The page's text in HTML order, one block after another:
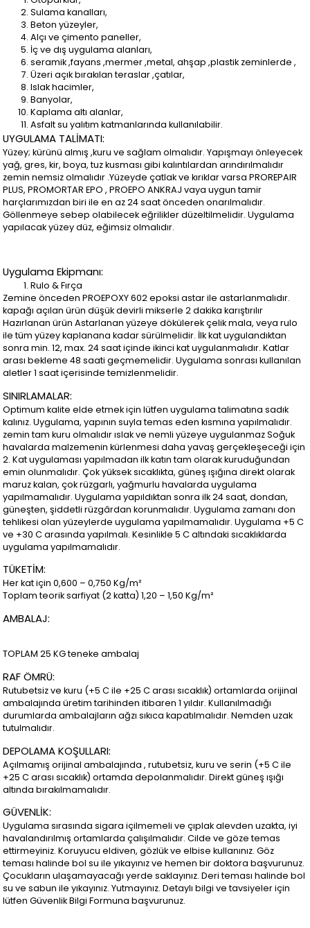
Sulama kanalları,
Beton yüzeyler,
Alçı ve çimento paneller,
İç ve dış uygulama alanları,
seramik ,fayans ,mermer ,metal, ahşap ,plastik zeminlerde ,
Üzeri açık bırakılan teraslar ,çatılar,
Islak hacimler,
Banyolar,
Kaplama altı alanlar,
Asfalt su yalıtım katmanlarında kullanılabilir.
UYGULAMA TALİMATI:
Yüzey; kürünü almış ,kuru ve sağlam olmalıdır. Yapışmayı önleyecek
yağ, gres, kir, boya, tuz kusması gibi kalıntılardan arındırılmalıdır
zemin nemsiz olmalıdır .Yüzeyde çatlak ve kırıklar varsa PROREPAIR
PLUS, PROMORTAR EPO , PROEPO ANKRAJ vaya uygun tamir
harçlarımızdan biri ile en az 24 saat önceden onarılmalıdır.
Göllenmeye sebep olabilecek eğrilikler düzeltilmelidir. Uygulama
yapılacak yüzey düz, eğimsiz olmalıdır.
Uygulama Ekipmanı:
Rulo & Fırça
Zemine önceden PROEPOXY 602 epoksi astar ile astarlanmalıdır.
kapağı açılan ürün düşük devirli mikserle 2 dakika karıştırılır
Hazırlanan ürün Astarlanan yüzeye dökülerek çelik mala, veya rulo
ile tüm yüzey kaplanana kadar sürülmelidir. İlk kat uygulandıktan
sonra min. 12, max. 24 saat içinde ikinci kat uygulanmalıdır. Katlar
arası bekleme 48 saati geçmemelidir. Uygulama sonrası kullanılan
aletler 1 saat içerisinde temizlenmelidir.
SINIRLAMALAR:
Optimum kalite elde etmek için lütfen uygulama talimatına sadık
kalınız. Uygulama, yapının suyla temas eden kısmına yapılmalıdır.
zemin tam kuru olmalıdır ıslak ve nemli yüzeye uygulanmaz Soğuk
havalarda malzemenin kürlenmesi daha yavaş gerçekleşeceği için
2. Kat uygulaması yapılmadan ilk katın tam olarak kuruduğundan
emin olunmalıdır. Çok yüksek sıcaklıkta, güneş ışığına direkt olarak
maruz kalan, çok rüzgarlı, yağmurlu havalarda uygulama
yapılmamalıdır. Uygulama yapıldıktan sonra ilk 24 saat, dondan,
güneşten, şiddetli rüzgârdan korunmalıdır. Uygulama zamanı don
tehlikesi olan yüzeylerde uygulama yapılmamalıdır. Uygulama +5 C
ve +30 C arasında yapılmalı. Kesinlikle 5 C altındaki sıcaklıklarda
uygulama yapılmamalıdır.
TÜKETİM:
Her kat için 0,600 – 0,750 Kg/m²
Toplam teorik sarfiyat (2 katta) 1,20 – 1,50 Kg/m²
AMBALAJ:
TOPLAM 25 KG teneke ambalaj
RAF ÖMRÜ:
Rutubetsiz ve kuru (+5 C ile +25 C arası sıcaklık) ortamlarda orijinal
ambalajında üretim tarihinden itibaren 1 yıldır. Kullanılmadığı
durumlarda ambalajların ağzı sıkıca kapatılmalıdır. Nemden uzak
tutulmalıdır.
DEPOLAMA KOŞULLARI:
Açılmamış orijinal ambalajında , rutubetsiz, kuru ve serin (+5 C ile
+25 C arası sıcaklık) ortamda depolanmalıdır. Direkt güneş ışığı
altında bırakılmamalıdır.
GÜVENLİK:
Uygulama sırasında sigara içilmemeli ve çıplak alevden uzakta, iyi
havalandırılmış ortamlarda çalışılmalıdır. Cilde ve göze temas
ettirmeyiniz. Koruyucu eldiven, gözlük ve elbise kullanınız. Göz
teması halinde bol su ile yıkayınız ve hemen bir doktora başvurunuz.
Çocukların ulaşamayacağı yerde saklayınız. Deri teması halinde bol
su ve sabun ile yıkayınız. Yutmayınız. Detaylı bilgi ve tavsiyeler için
lütfen Güvenlik Bilgi Formuna başvurunuz.